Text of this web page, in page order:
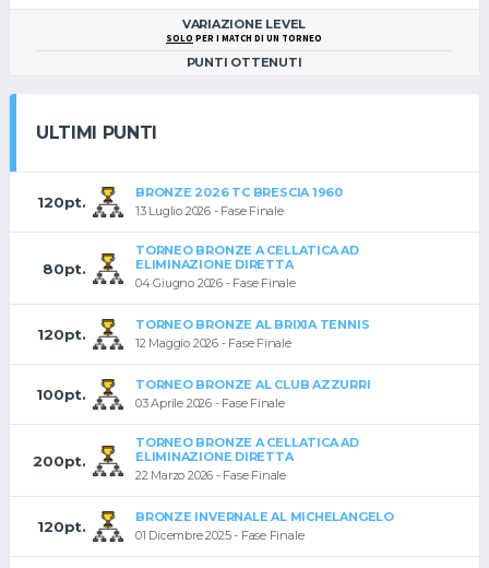
VARIAZIONE LEVEL
SOLO PER I MATCH DI UN TORNEO
PUNTI OTTENUTI
ULTIMI PUNTI
120pt.
BRONZE 2026 TC BRESCIA 1960
13 Luglio 2026 - Fase Finale
80pt.
TORNEO BRONZE A CELLATICA AD
ELIMINAZIONE DIRETTA
04 Giugno 2026 - Fase Finale
120pt.
TORNEO BRONZE AL BRIXIA TENNIS
12 Maggio 2026 - Fase Finale
100pt.
TORNEO BRONZE AL CLUB AZZURRI
03 Aprile 2026 - Fase Finale
200pt.
TORNEO BRONZE A CELLATICA AD
ELIMINAZIONE DIRETTA
22 Marzo 2026 - Fase Finale
120pt.
BRONZE INVERNALE AL MICHELANGELO
01 Dicembre 2025 - Fase Finale